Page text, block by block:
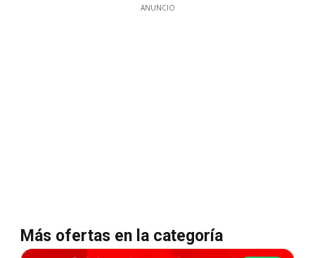
ANUNCIO
Más ofertas en la categoría